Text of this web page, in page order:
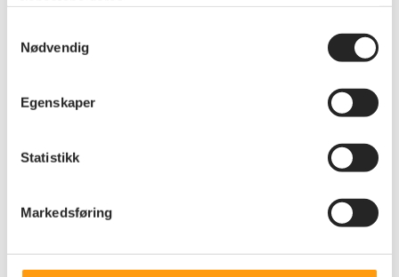
Nødvendig
Egenskaper
Statistikk
Markedsføring
Annet
Saker til årsmøtet kan lastes ned nederst i denne